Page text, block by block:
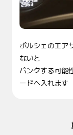
ポルシェのエア
ないと
パンクする可能
ードへ入れます